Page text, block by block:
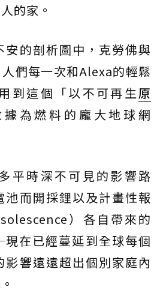
的家。
安的剖析圖中，克勞佛與
們每一次和Alexa的輕鬆
到這個「以不可再生原
據為燃料的龐大地球網
平時深不可見的影響路
而開採鋰以及計畫性報
）各自帶來的
在已經蔓延到全球每個
影響遠遠超出個別家庭內